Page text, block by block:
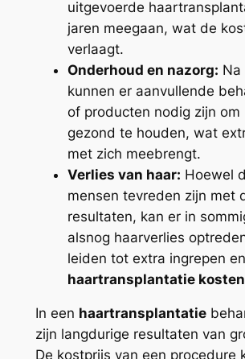
uitgevoerde
jaren meegaan, wat de
verlaagt.
Onderhoud en nazorg: Na
kunnen er aanvullende
of producten nodig zijn om
gezond te houden, wat
met zich meebrengt.
Verlies van haar: Hoewel
mensen tevreden zijn met
resultaten, kan er in
alsnog haarverlies
leiden tot extra ingrepen
haartransplantatie
In een haartransplantatie
zijn langdurige resultaten van
De kostprijs van een procedure